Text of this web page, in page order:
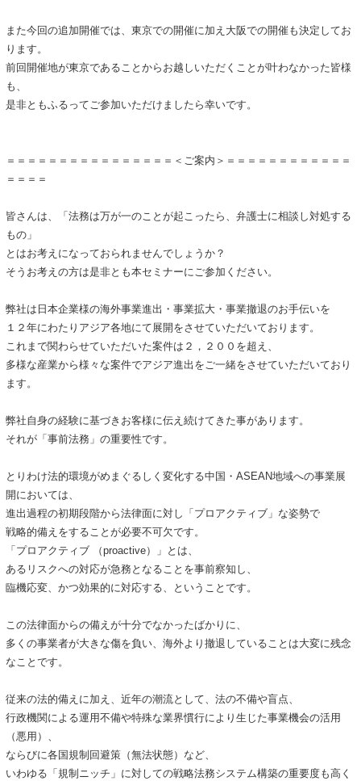
また今回の追加開催では、東京での開催に加え大阪での開催も決定してお
ります。
前回開催地が東京であることからお越しいただくことが叶わなかった皆様
も、
是非ともふるってご参加いただけましたら幸いです。
＝＝＝＝＝＝＝＝＝＝＝＝＝＝＝＝＜ご案内＞＝＝＝＝＝＝＝＝＝＝＝＝
＝＝＝＝
皆さんは、「法務は万が一のことが起こったら、弁護士に相談し対処する
もの」
とはお考えになっておられませんでしょうか？
そうお考えの方は是非とも本セミナーにご参加ください。
弊社は日本企業様の海外事業進出・事業拡大・事業撤退のお手伝いを
１２年にわたりアジア各地にて展開をさせていただいております。
これまで関わらせていただいた案件は２，２００を超え、
多様な産業から様々な案件でアジア進出をご一緒をさせていただいており
ます。
弊社自身の経験に基づきお客様に伝え続けてきた事があります。
それが「事前法務」の重要性です。
とりわけ法的環境がめまぐるしく変化する中国・ASEAN地域への事業展
開においては、
進出過程の初期段階から法律面に対し「プロアクティブ」な姿勢で
戦略的備えをすることが必要不可欠です。
「プロアクティブ （proactive）」とは、
あるリスクへの対応が急務となることを事前察知し、
臨機応変、かつ効果的に対応する、ということです。
この法律面からの備えが十分でなかったばかりに、
多くの事業者が大きな傷を負い、海外より撤退していることは大変に残念
なことです。
従来の法的備えに加え、近年の潮流として、法の不備や盲点、
行政機関による運用不備や特殊な業界慣行により生じた事業機会の活用
（悪用）、
ならびに各国規制回避策（無法状態）など、
いわゆる「規制ニッチ」に対しての戦略法務システム構築の重要度も高く